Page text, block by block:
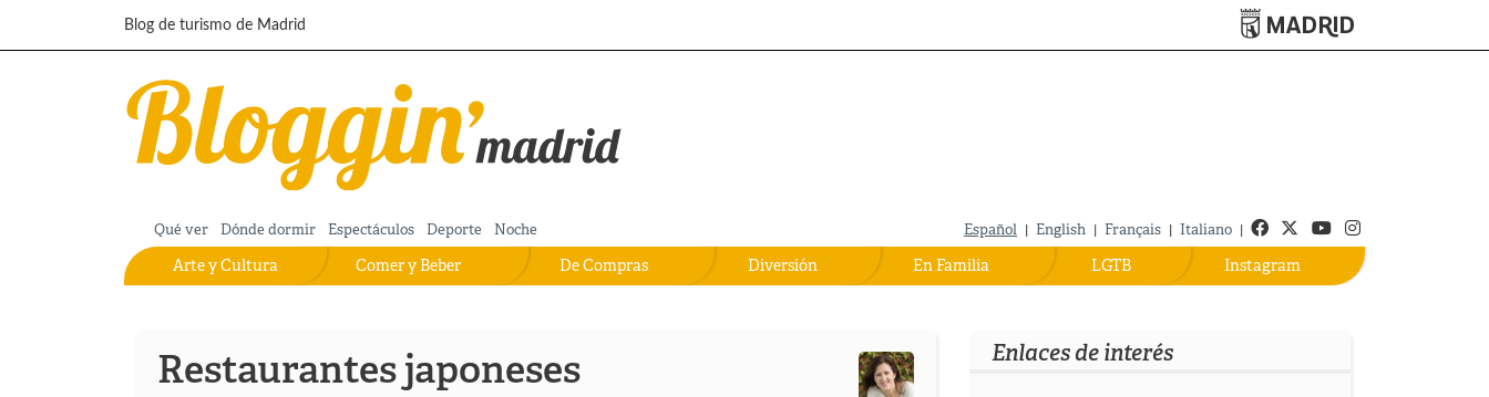
Pasar al contenido principal
Blog de turismo de Madrid
Turismo de Madrid
Qué ver Dónde dormir Espectáculos Deporte Noche Español | English | Français | Italiano | Facebook
TwitterYoutube
Instagram
Instagram
LGTB
En Familia
Diversión
De Compras
Comer y Beber
Arte y Cultura
Restaurantes japoneses Enlaces de interés